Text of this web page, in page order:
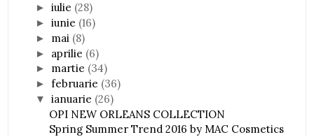
►iulie (28)
►iunie (16)
► mai (8)
► aprilie (6)
► martie (34)
►februarie (36)
▼ianuarie (26)
OPI NEW ORLEANS COLLECTION
Spring Summer Trend 2016 by MAC Cosmetics